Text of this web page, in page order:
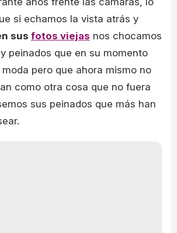
si echamos la vista atrás y
sus fotos viejas nos chocamos
peinados que en su momento
pero que ahora mismo no
como otra cosa que no fuera
sus peinados que más han